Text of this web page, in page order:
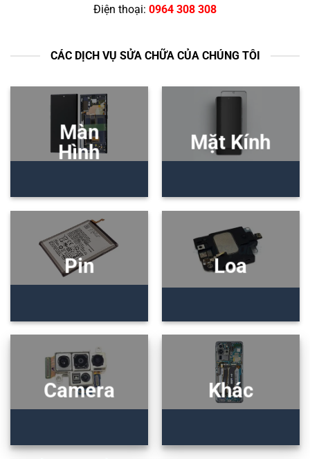
Điện thoại: 0964 308 308
CÁC DỊCH VỤ SỬA CHỮA CỦA CHÚNG TÔI
Màn
Hình
Mặt Kính
Pin Loa
Camera Khác